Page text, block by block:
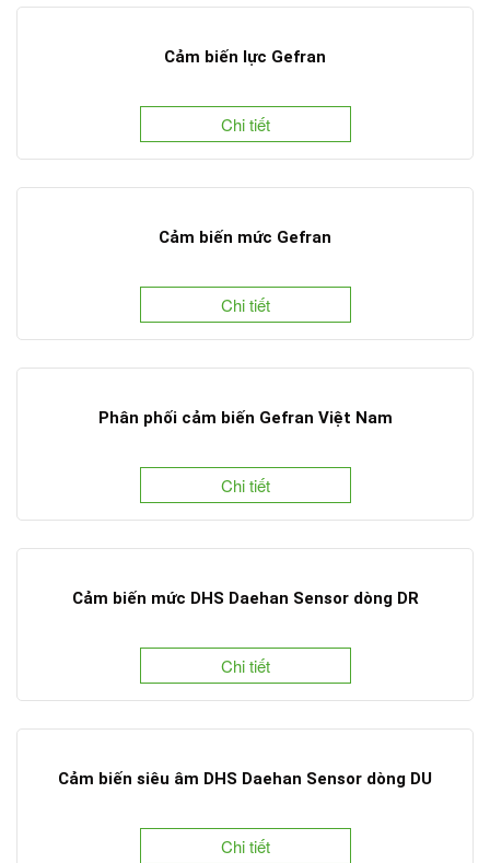
Cảm biến lực Gefran
Chi tiết
Cảm biến mức Gefran
Chi tiết
Phân phối cảm biến Gefran Việt Nam
Chi tiết
Cảm biến mức DHS Daehan Sensor dòng DR
Chi tiết
Cảm biến siêu âm DHS Daehan Sensor dòng DU
Chi tiết